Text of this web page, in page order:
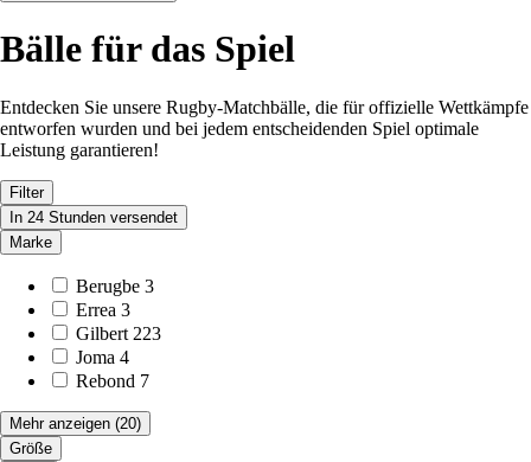
Bälle für das Spiel
Entdecken Sie unsere Rugby-Matchbälle, die für offizielle Wettkämpfe
entworfen wurden und bei jedem entscheidenden Spiel optimale
Leistung garantieren!
Filter
In 24 Stunden versendet
Marke
Berugbe 3
Errea 3
Gilbert 223
Joma 4
Rebond 7
Mehr anzeigen (20)
Größe